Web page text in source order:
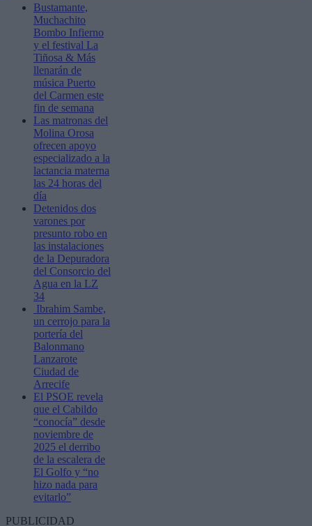
Bustamante,
Muchachito
Bombo Infierno
y el festival La
Tiñosa & Más
llenarán de
música Puerto
del Carmen este
fin de semana
Las matronas del
Molina Orosa
ofrecen apoyo
especializado a la
lactancia materna
las 24 horas del
día
Detenidos dos
varones por
presunto robo en
las instalaciones
de la Depuradora
del Consorcio del
Agua en la LZ
34
Ibrahim Sambe,
un cerrojo para la
portería del
Balonmano
Lanzarote
Ciudad de
Arrecife
El PSOE revela
que el Cabildo
“conocía” desde
noviembre de
2025 el derribo
de la escalera de
El Golfo y “no
hizo nada para
evitarlo”
PUBLICIDAD